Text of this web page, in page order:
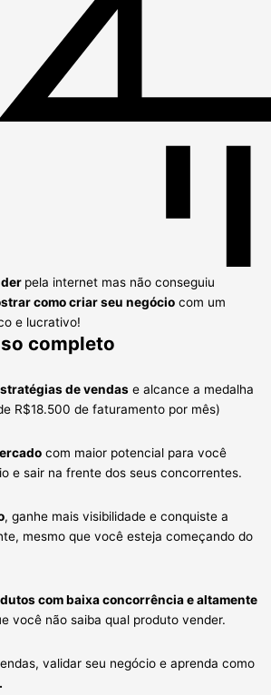
pela internet mas não conseguiu
como criar seu negócio com um
e lucrativo!
completo
de vendas e alcance a medalha
R$18.500 de faturamento por mês)
com maior potencial para você
e sair na frente dos seus concorrentes.
, ganhe mais visibilidade e conquiste a
mesmo que você esteja começando do
com baixa concorrência e altamente
você não saiba qual produto vender.
validar seu negócio e aprenda como